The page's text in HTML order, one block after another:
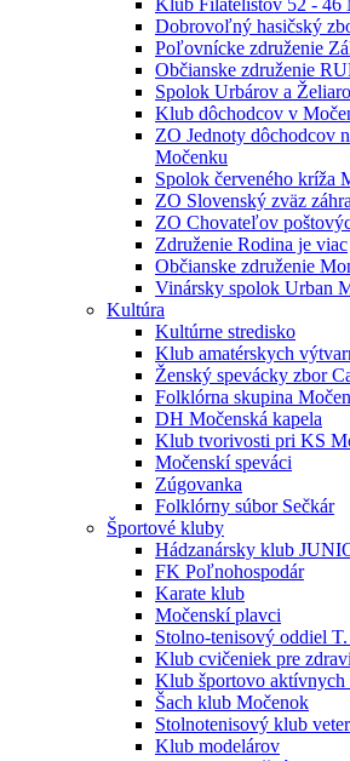
Klub Filatelistov 52 - 46
Dobrovoľný hasičský
Poľovnícke združenie
Občianske združenie
Spolok Urbárov a
Klub dôchodcov v
ZO Jednoty dôchodcov
Močenku
Spolok červeného kríža
ZO Slovenský zväz
ZO Chovateľov
Združenie Rodina je viac
Občianske združenie
Vinársky spolok Urban
Kultúra
Kultúrne stredisko
Klub amatérskych
Ženský spevácky zbor
Folklórna skupina
DH Močenská kapela
Klub tvorivosti pri KS
Močenskí speváci
Zúgovanka
Folklórny súbor Sečkár
Športové kluby
Hádzanársky klub
FK Poľnohospodár
Karate klub
Močenskí plavci
Stolno-tenisový oddiel
Klub cvičeniek pre
Klub športovo aktívnych
Šach klub Močenok
Stolnotenisový klub
Klub modelárov